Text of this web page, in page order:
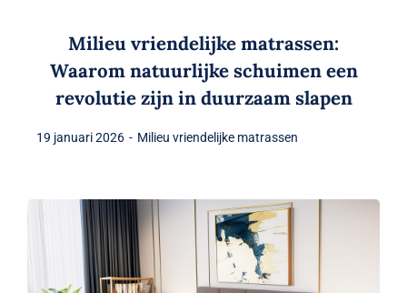
Milieu vriendelijke matrassen:
Waarom natuurlijke schuimen een
revolutie zijn in duurzaam slapen
19 januari 2026 - Milieu vriendelijke matrassen